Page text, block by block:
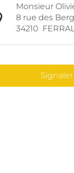
Monsieur
8 rue des
34210